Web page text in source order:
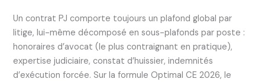
Un contrat PJ comporte toujours un plafond global par
litige, lui-même décomposé en sous-plafonds par poste :
honoraires d’avocat (le plus contraignant en pratique),
expertise judiciaire, constat d’huissier, indemnités
d’exécution forcée. Sur la formule Optimal CE 2026, le